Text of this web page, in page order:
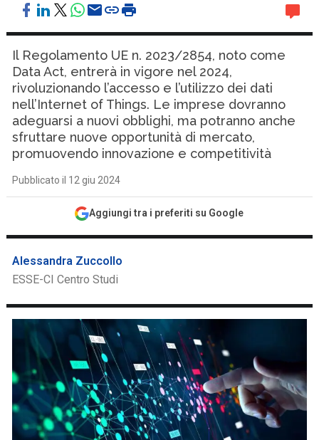
Il Regolamento UE n. 2023/2854, noto come
Data Act, entrerà in vigore nel 2024,
rivoluzionando l’accesso e l’utilizzo dei dati
nell’Internet of Things. Le imprese dovranno
adeguarsi a nuovi obblighi, ma potranno anche
sfruttare nuove opportunità di mercato,
promuovendo innovazione e competitività
Pubblicato il 12 giu 2024
Aggiungi tra i preferiti su Google
Alessandra Zuccollo
ESSE-CI Centro Studi